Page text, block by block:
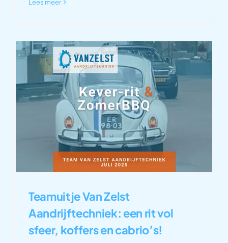
Lees meer
Teamuitje Van Zelst
Aandrijftechniek: een rit vol
sfeer, koffers en cabrio’s!